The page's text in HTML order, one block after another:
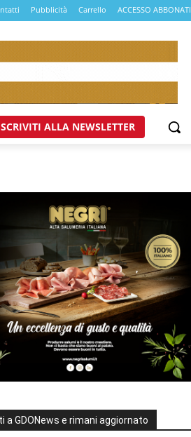
Pubblicità Carrello ACCESSO ABBONATI
ALLA NEWSLETTER
a GDONews e rimani aggiornato